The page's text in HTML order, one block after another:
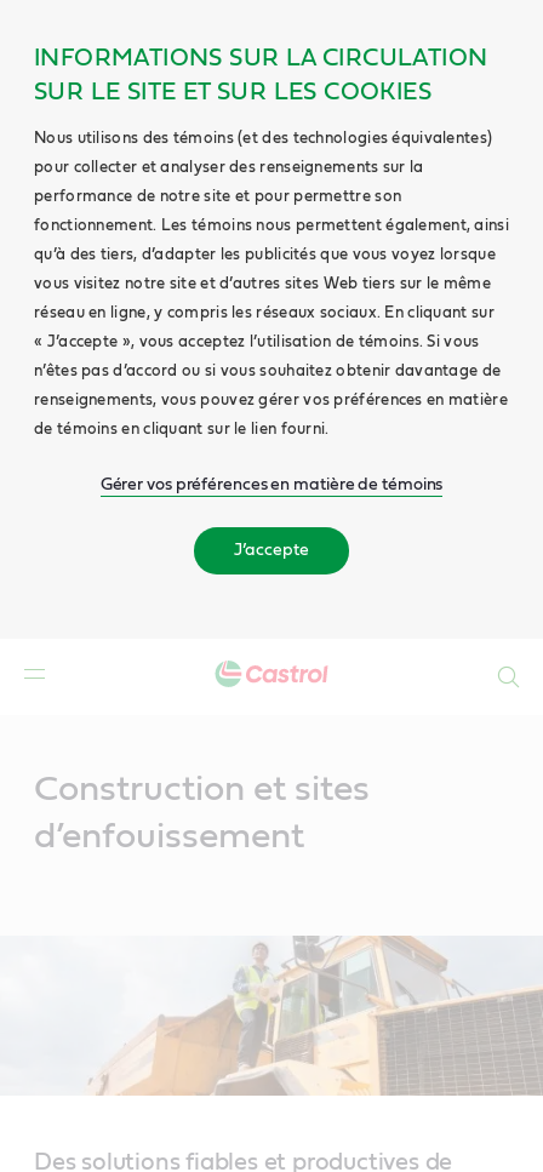
INFORMATIONS SUR LA CIRCULATION
SUR LE SITE ET SUR LES COOKIES
Nous utilisons des témoins (et des technologies équivalentes)
pour collecter et analyser des renseignements sur la
performance de notre site et pour permettre son
fonctionnement. Les témoins nous permettent également, ainsi
qu’à des tiers, d’adapter les publicités que vous voyez lorsque
vous visitez notre site et d’autres sites Web tiers sur le même
réseau en ligne, y compris les réseaux sociaux. En cliquant sur
« J’accepte », vous acceptez l’utilisation de témoins. Si vous
n’êtes pas d’accord ou si vous souhaitez obtenir davantage de
renseignements, vous pouvez gérer vos préférences en matière
de témoins en cliquant sur le lien fourni.
Gérer vos préférences en matière de témoins
J’accepte
Construction et sites
d’enfouissement
Des solutions fiables et productives de